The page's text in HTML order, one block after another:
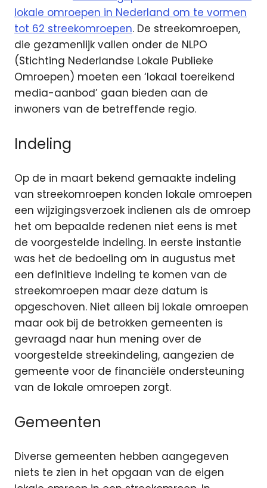
lokale omroepen in Nederland om te vormen
tot 62 streekomroepen. De streekomroepen,
die gezamenlijk vallen onder de NLPO
(Stichting Nederlandse Lokale Publieke
Omroepen) moeten een ‘lokaal toereikend
media-aanbod’ gaan bieden aan de
inwoners van de betreffende regio.
Indeling
Op de in maart bekend gemaakte indeling
van streekomroepen konden lokale omroepen
een wijzigingsverzoek indienen als de omroep
het om bepaalde redenen niet eens is met
de voorgestelde indeling. In eerste instantie
was het de bedoeling om in augustus met
een definitieve indeling te komen van de
streekomroepen maar deze datum is
opgeschoven. Niet alleen bij lokale omroepen
maar ook bij de betrokken gemeenten is
gevraagd naar hun mening over de
voorgestelde streekindeling, aangezien de
gemeente voor de financiële ondersteuning
van de lokale omroepen zorgt.
Gemeenten
Diverse gemeenten hebben aangegeven
niets te zien in het opgaan van de eigen